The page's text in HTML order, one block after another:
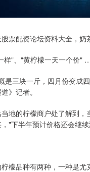
票配资论坛资料大全，奶
样"、"黄柠檬一天一个价"
是三块一斤，四月份变成
》记者。
地的柠檬商户处了解到
"下半年预计价格还会继
檬品种有两种，一种是尤